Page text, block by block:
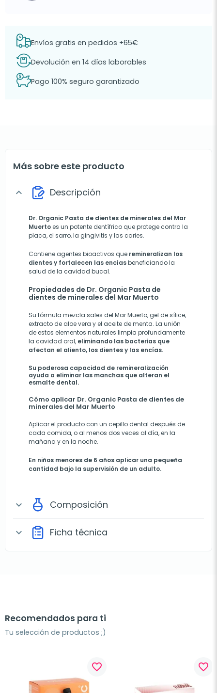
Envíos gratis en pedidos +65€
Devolución en 14 días laborables
Pago 100% seguro garantizado
Más sobre este producto
expand_more Descripción
Dr. Organic Pasta de dientes de minerales del Mar
Muertoes un potente dentífrico que protege contra la
placa, el sarro, la gingivitis y las caries.
Contiene agentes bioactivos que remineralizan los
dientes y fortalecen las encíasbeneficiando la
salud de la cavidad bucal.
Propiedades de Dr. Organic Pasta de
dientes de minerales del Mar Muerto
Su fórmula mezcla sales del Mar Muerto, gel de sílice,
extracto de aloe vera y el aceite de menta. La unión
de estos elementos naturales limpia profundamente
la cavidad oral, eliminando las bacterias que
afectan el aliento, los dientes y las encías.
Su poderosa capacidad de remineralización
ayuda a eliminar las manchas que alteran el
esmalte dental.
Cómo aplicar Dr. Organic Pasta de dientes de
minerales del Mar Muerto
Aplicar el producto con un cepillo dental después de
cada comida, o al menos dos veces al día, en la
mañana y en la noche.
En niños menores de 6 años aplicar una pequeña
cantidad bajo la supervisión de un adulto.
expand_more Composición
expand_more Ficha técnica
Recomendados para ti
Tu selección de productos ;)
favorite_border favorite_border